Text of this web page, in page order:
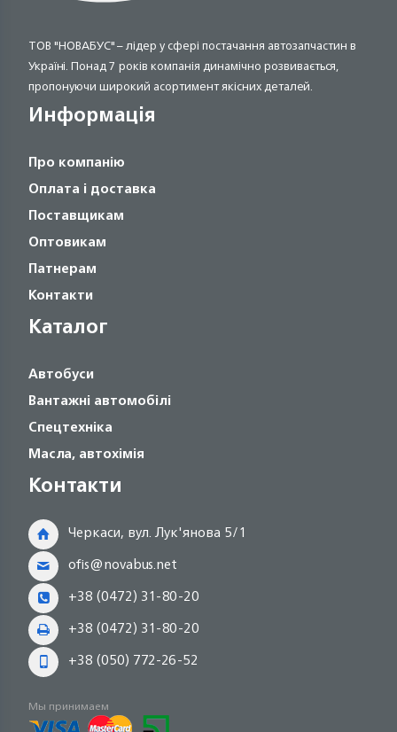
ТОВ "НОВАБУС" – лідер у сфері постачання автозапчастин в
Україні. Понад 7 років компанія динамічно розвивається,
пропонуючи широкий асортимент якісних деталей.
Информація
Про компанію
Оплата і доставка
Поставщикам
Оптовикам
Патнерам
Контакти
Каталог
Автобуси
Вантажні автомобілі
Спецтехніка
Масла, автохімія
Контакти
Черкаси, вул. Лук'янова 5/1
ofis@novabus.net
+38 (0472) 31-80-20
+38 (0472) 31-80-20
+38 (050) 772-26-52
Мы принимаем